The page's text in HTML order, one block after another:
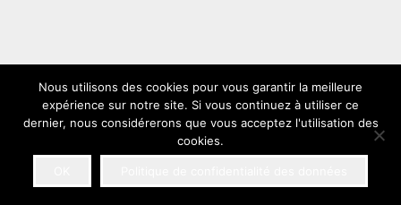
Nous utilisons des cookies pour vous garantir la meilleure
expérience sur notre site. Si vous continuez à utiliser ce
dernier, nous considérerons que vous acceptez l'utilisation des
cookies.